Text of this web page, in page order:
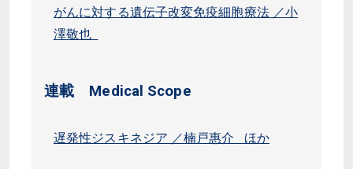
がんに対する遺伝子改変免疫細胞療法 ／小
澤敬也
連載 Medical Scope
遅発性ジスキネジア ／楠戸惠介 ほか